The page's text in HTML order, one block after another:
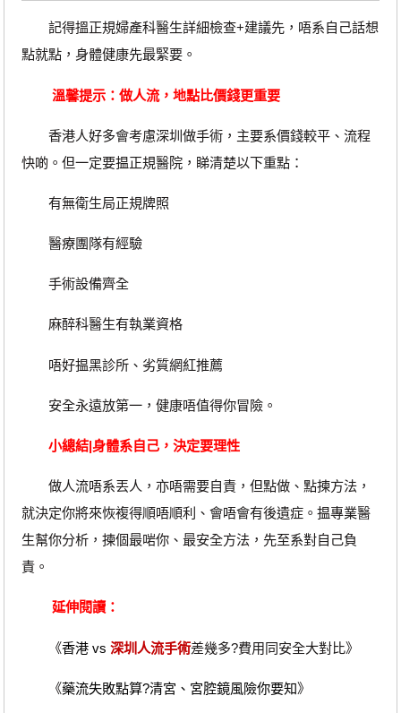
記得搵正規婦產科醫生詳細檢查+建議先，唔系自己話想
點就點，身體健康先最緊要。
溫馨提示：做人流，地點比價錢更重要
香港人好多會考慮深圳做手術，主要系價錢較平、流程
快啲。但一定要揾正規醫院，睇清楚以下重點：
有無衛生局正規牌照
醫療團隊有經驗
手術設備齊全
麻醉科醫生有執業資格
唔好揾黑診所、劣質網紅推薦
安全永遠放第一，健康唔值得你冒險。
小總結|身體系自己，決定要理性
做人流唔系丟人，亦唔需要自責，但點做、點揀方法，
就決定你將來恢複得順唔順利、會唔會有後遺症。揾專業醫
生幫你分析，揀個最啱你、最安全方法，先至系對自己負
責。
延伸閱讀：
《香港 vs 深圳人流手術差幾多?費用同安全大對比》
《藥流失敗點算?清宮、宮腔鏡風險你要知》